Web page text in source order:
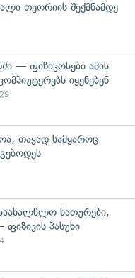
თეორიის შექმნამდე
— ფიზიკოსები ამის
იყენებენ
თავად სამყაროც
ნათურები,
ფიზიკის პასუხი